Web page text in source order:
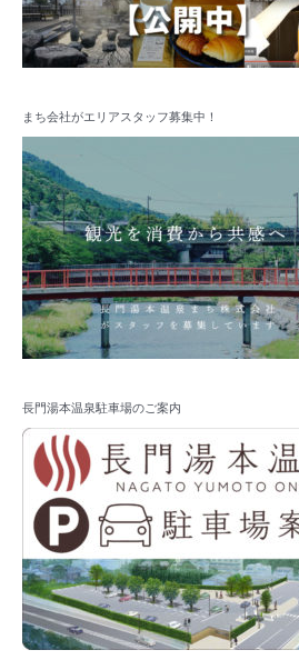
まち会社がエリアスタッフ募集中！
長門湯本温泉駐車場のご案内